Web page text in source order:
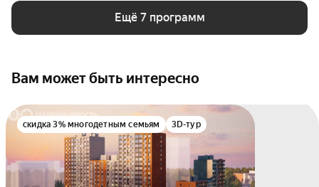
Ещё 7 программ
Вам может быть интересно
скидка 3% многодетным семьям 3D-тур